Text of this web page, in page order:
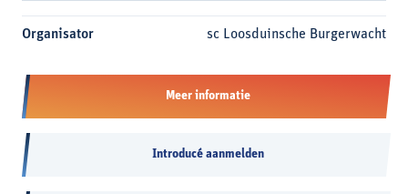
Organisator sc Loosduinsche Burgerwacht
Meer informatie
Introducé aanmelden